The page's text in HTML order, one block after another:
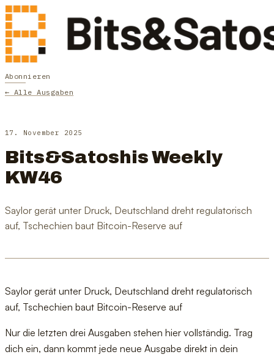
Abonnieren
← Alle Ausgaben
17. November 2025
Bits&Satoshis Weekly
KW46
Saylor gerät unter Druck, Deutschland dreht regulatorisch
auf, Tschechien baut Bitcoin-Reserve auf
Saylor gerät unter Druck, Deutschland dreht regulatorisch
auf, Tschechien baut Bitcoin-Reserve auf
Nur die letzten drei Ausgaben stehen hier vollständig. Trag
dich ein, dann kommt jede neue Ausgabe direkt in dein